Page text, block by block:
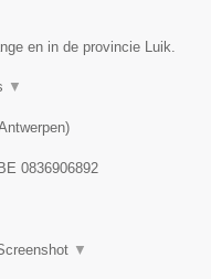
en in de provincie Luik.
▼
)
BE 0836906892
▼